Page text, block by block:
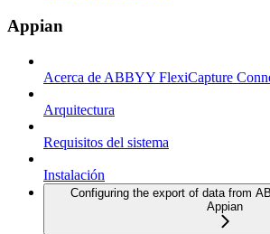
Appian
Acerca de ABBYY FlexiCapture
Arquitectura
Requisitos del sistema
Instalación
Configuring the export of data from
Appian